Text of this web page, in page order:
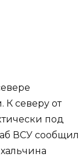
К северу от
под
ВСУ сообщил